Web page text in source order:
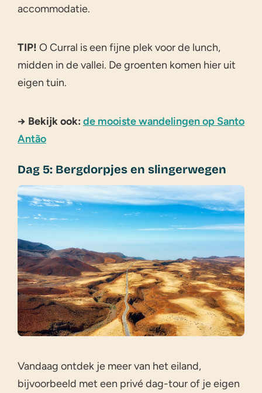
accommodatie.
TIP! O Curral is een fijne plek voor de lunch,
midden in de vallei. De groenten komen hier uit
eigen tuin.
→ Bekijk ook: de mooiste wandelingen op Santo
Antão
Dag 5: Bergdorpjes en slingerwegen
Vandaag ontdek je meer van het eiland,
bijvoorbeeld met een privé dag-tour of je eigen